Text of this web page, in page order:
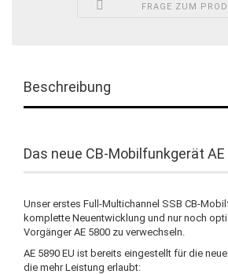
FRAGE ZUM
Beschreibung
Das neue CB-Mobilfunkgerät AE
Unser erstes Full-Multichannel SSB CB-
komplette Neuentwicklung und nur noch
Vorgänger AE 5800 zu verwechseln.
AE 5890 EU ist bereits eingestellt für die
die mehr Leistung erlaubt: